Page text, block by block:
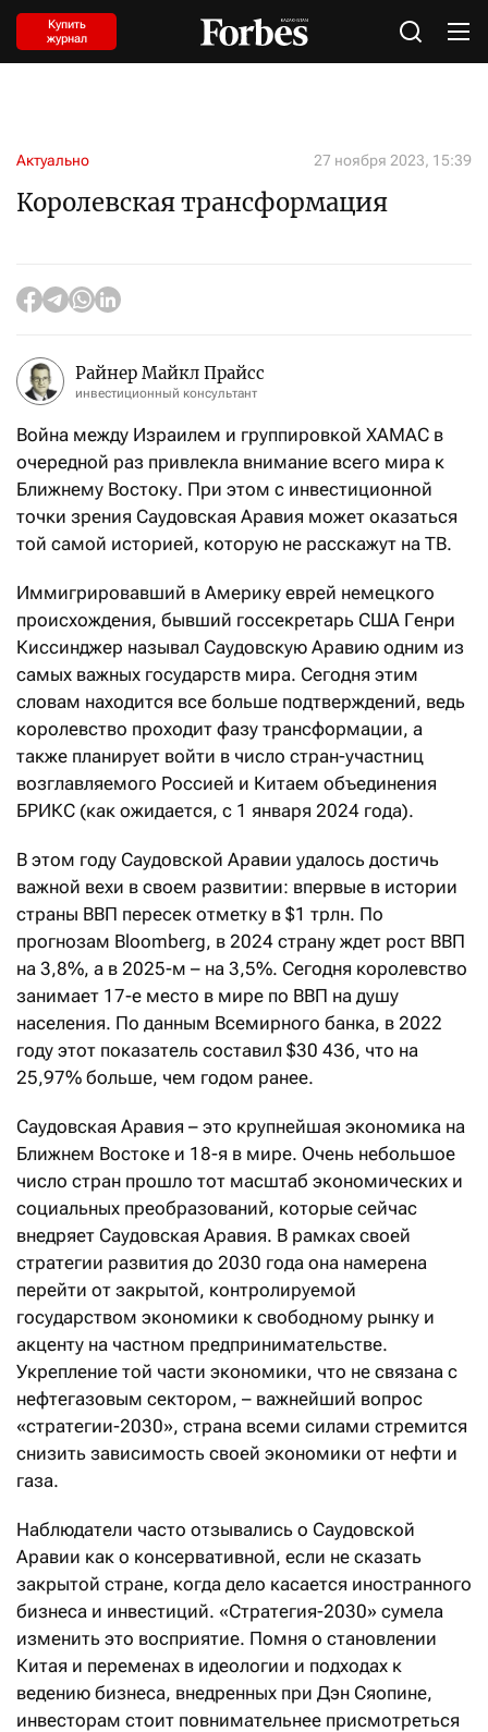
Купить
журнал
Актуально 27 ноября 2023, 15:39
Королевская трансформация
Райнер Майкл Прайсс
инвестиционный консультант
Война между Израилем и группировкой ХАМАС в
очередной раз привлекла внимание всего мира к
Ближнему Востоку. При этом с инвестиционной
точки зрения Саудовская Аравия может оказаться
той самой историей, которую не расскажут на ТВ.
Иммигрировавший в Америку еврей немецкого
происхождения, бывший госсекретарь США Генри
Киссинджер называл Саудовскую Аравию одним из
самых важных государств мира. Сегодня этим
словам находится все больше подтверждений, ведь
королевство проходит фазу трансформации, а
также планирует войти в число стран-участниц
возглавляемого Россией и Китаем объединения
БРИКС (как ожидается, с 1 января 2024 года).
В этом году Саудовской Аравии удалось достичь
важной вехи в своем развитии: впервые в истории
страны ВВП пересек отметку в $1 трлн. По
прогнозам Bloomberg, в 2024 страну ждет рост ВВП
на 3,8%, а в 2025-м – на 3,5%. Сегодня королевство
занимает 17-е место в мире по ВВП на душу
населения. По данным Всемирного банка, в 2022
году этот показатель составил $30 436, что на
25,97% больше, чем годом ранее.
Саудовская Аравия – это крупнейшая экономика на
Ближнем Востоке и 18-я в мире. Очень небольшое
число стран прошло тот масштаб экономических и
социальных преобразований, которые сейчас
внедряет Саудовская Аравия. В рамках своей
стратегии развития до 2030 года она намерена
перейти от закрытой, контролируемой
государством экономики к свободному рынку и
акценту на частном предпринимательстве.
Укрепление той части экономики, что не связана с
нефтегазовым сектором, – важнейший вопрос
«стратегии-2030», страна всеми силами стремится
снизить зависимость своей экономики от нефти и
газа.
Наблюдатели часто отзывались о Саудовской
Аравии как о консервативной, если не сказать
закрытой стране, когда дело касается иностранного
бизнеса и инвестиций. «Стратегия-2030» сумела
изменить это восприятие. Помня о становлении
Китая и переменах в идеологии и подходах к
ведению бизнеса, внедренных при Дэн Сяопине,
инвесторам стоит повнимательнее присмотреться